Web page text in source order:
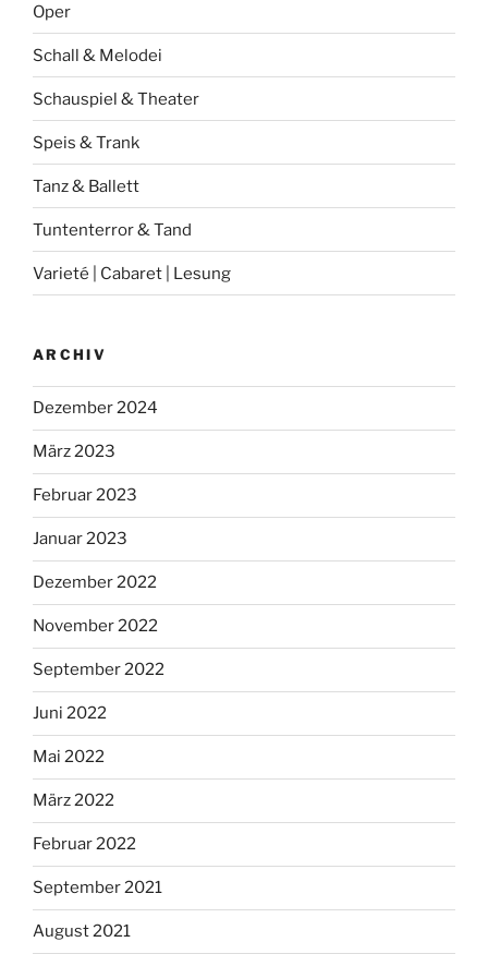
Oper
Schall & Melodei
Schauspiel & Theater
Speis & Trank
Tanz & Ballett
Tuntenterror & Tand
Varieté | Cabaret | Lesung
ARCHIV
Dezember 2024
März 2023
Februar 2023
Januar 2023
Dezember 2022
November 2022
September 2022
Juni 2022
Mai 2022
März 2022
Februar 2022
September 2021
August 2021